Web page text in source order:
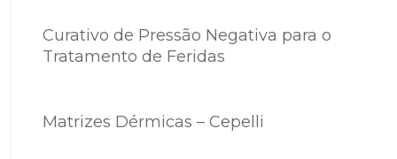
Curativo de Pressão Negativa para o
Tratamento de Feridas
Matrizes Dérmicas – Cepelli